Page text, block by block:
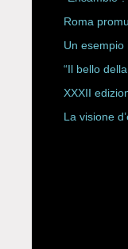
Storici
Roma
Un esempio
Rete Slow
“Il bello
XXXII
La visione